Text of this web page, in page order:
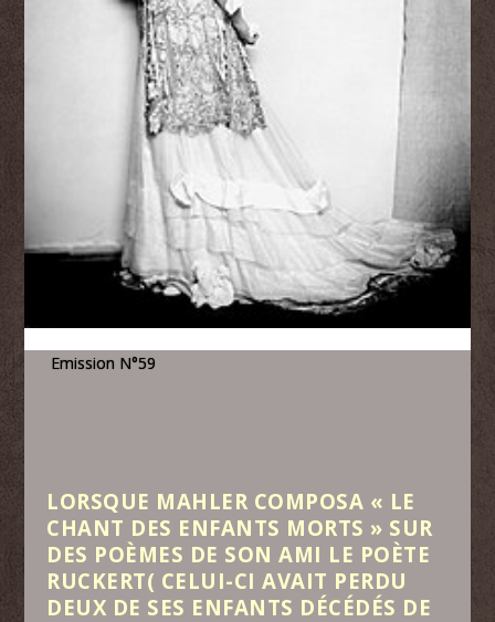
Emission N°59
‍LORSQUE MAHLER COMPOSA « LE
CHANT DES ENFANTS MORTS » SUR
DES POÈMES DE SON AMI LE POÈTE
RUCKERT( CELUI-CI AVAIT PERDU
DEUX DE SES ENFANTS DÉCÉDÉS DE